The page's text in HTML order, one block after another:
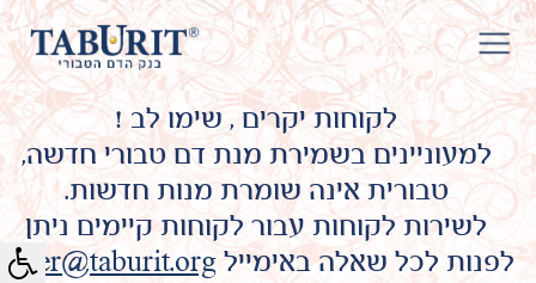
לקוחות יקרים , שימו לב !
למעוניינים בשמירת מנת דם טבורי חדשה,
טבורית אינה שומרת מנות חדשות.
לשירות לקוחות עבור לקוחות קיימים ניתן
לפנות לכל שאלה באימייל